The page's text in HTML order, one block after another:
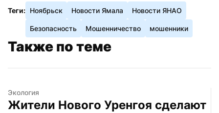
Теги: Ноябрьск Новости Ямала Новости ЯНАО
Безопасность Мошенничество мошенники
Также по теме
Экология
Жители Нового Уренгоя сделают